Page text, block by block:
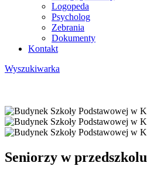
Logopeda
Psycholog
Zebrania
Dokumenty
Kontakt
Wyszukiwarka
Seniorzy w przedszkolu